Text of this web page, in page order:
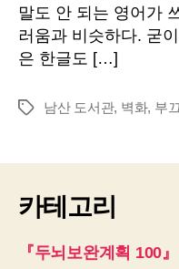
말도 안 되는 영어가
러움과 비슷하다. 굳
은 한글도 […]
태
남산 도서관, 벽화, 부
카테고리
『두뇌보완계획 100』